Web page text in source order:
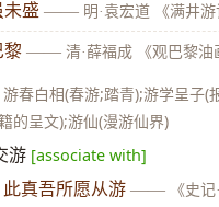
未盛 —— 明·袁宏道 《满井游
黎 —— 清·薛福成 《观巴黎油
游春白相(春游;踏青);游学呈子(
的呈文);游仙(漫游仙界)
游 [associate with]
此真吾所愿从游 —— 《史